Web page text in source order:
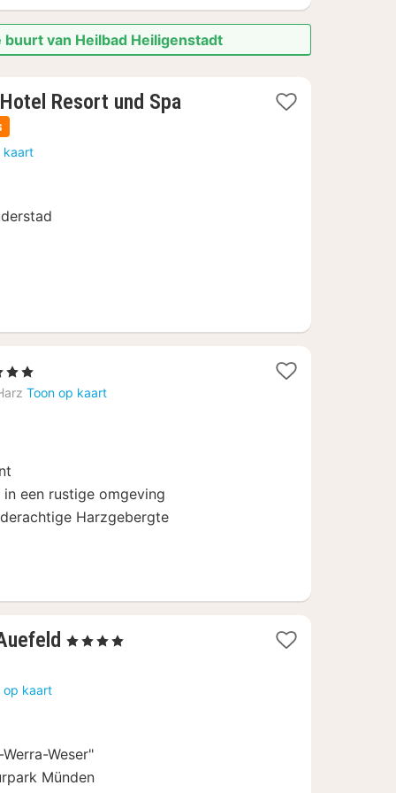
van Heilbad Heiligenstadt
Resort und Spa
kaart
Sterren
Toon op kaart
een rustige omgeving
Harzgebergte
2
, 4 Sterren
op kaart
Weser"
Münden